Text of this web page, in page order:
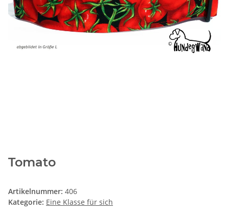
Tomato
Artikelnummer: 406
Kategorie: Eine Klasse für sich